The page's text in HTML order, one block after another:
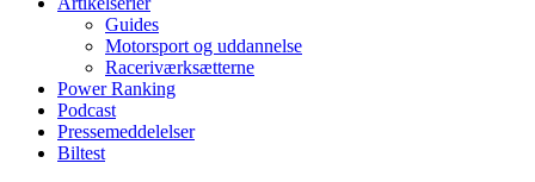
Guides
Motorsport og uddannelse
Raceriværksætterne
Power Ranking
Podcast
Pressemeddelelser
Biltest